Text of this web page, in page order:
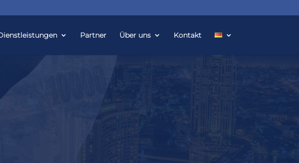
Partner Über uns Kontakt